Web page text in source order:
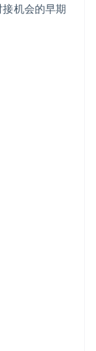
机会的早期